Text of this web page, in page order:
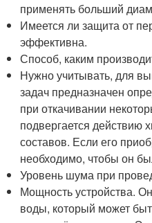
применять больший
Имеется ли защита от
эффективна.
Способ, каким
Нужно учитывать, для
задач предназначен
при откачивании
подвергается действию
составов. Если его
необходимо, чтобы он
Уровень шума при
Мощность устройства.
воды, который может